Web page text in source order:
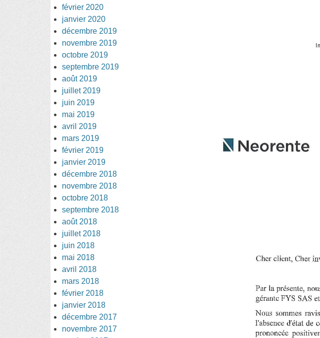
février 2020
janvier 2020
décembre 2019
novembre 2019
octobre 2019
septembre 2019
août 2019
juillet 2019
juin 2019
mai 2019
avril 2019
mars 2019
février 2019
janvier 2019
décembre 2018
novembre 2018
octobre 2018
septembre 2018
août 2018
juillet 2018
juin 2018
mai 2018
avril 2018
mars 2018
février 2018
janvier 2018
décembre 2017
novembre 2017